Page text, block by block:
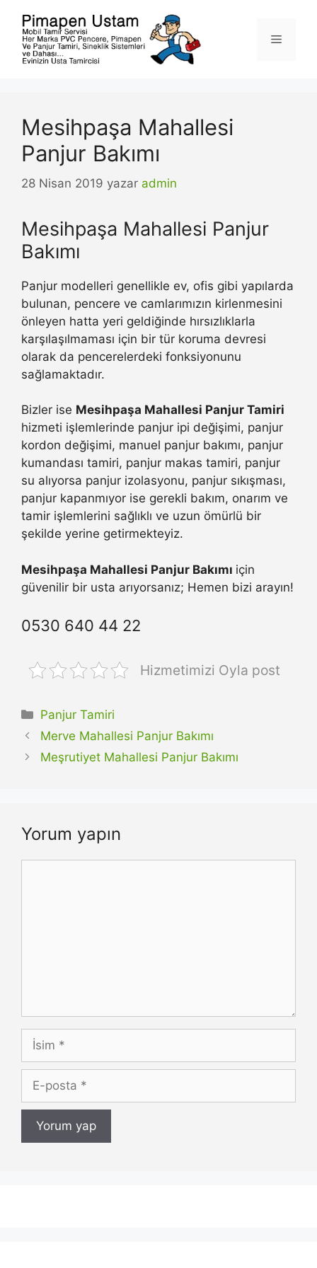
Menü
Mesihpaşa Mahallesi
Panjur Bakımı
28 Nisan 2019 yazar admin
Mesihpaşa Mahallesi Panjur
Bakımı
Panjur modelleri genellikle ev, ofis gibi yapılarda
bulunan, pencere ve camlarımızın kirlenmesini
önleyen hatta yeri geldiğinde hırsızlıklarla
karşılaşılmaması için bir tür koruma devresi
olarak da pencerelerdeki fonksiyonunu
sağlamaktadır.
Bizler ise Mesihpaşa Mahallesi Panjur Tamiri
hizmeti işlemlerinde panjur ipi değişimi, panjur
kordon değişimi, manuel panjur bakımı, panjur
kumandası tamiri, panjur makas tamiri, panjur
su alıyorsa panjur izolasyonu, panjur sıkışması,
panjur kapanmıyor ise gerekli bakım, onarım ve
tamir işlemlerini sağlıklı ve uzun ömürlü bir
şekilde yerine getirmekteyiz.
Mesihpaşa Mahallesi Panjur Bakımı için
güvenilir bir usta arıyorsanız; Hemen bizi arayın!
0530 640 44 22
Hizmetimizi Oyla post
Kategoriler
Panjur Tamiri
Merve Mahallesi Panjur Bakımı
Meşrutiyet Mahallesi Panjur Bakımı
Yorum yapın
İsim
posta